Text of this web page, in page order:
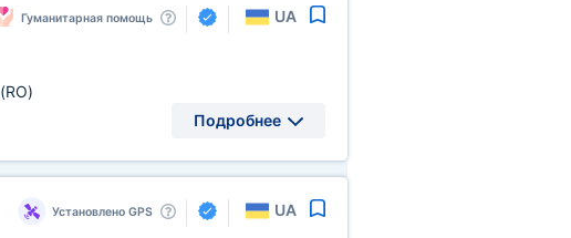
Гуманитарная помощь UA
(RO)
Подробнее
Установлено GPS UA